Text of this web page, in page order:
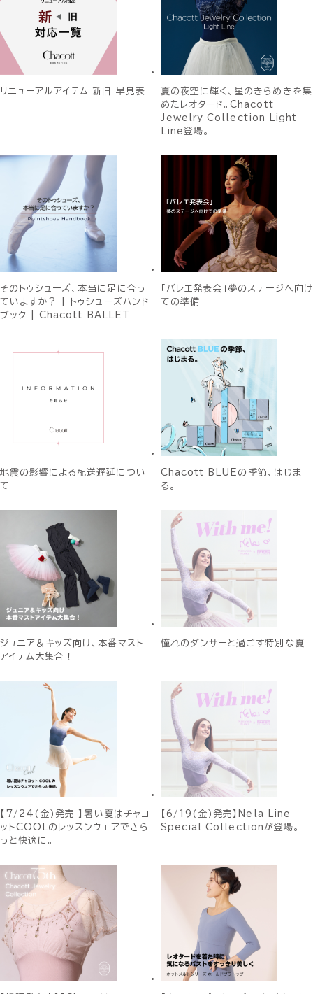
リニューアルアイテム 新旧 早見表
夏の夜空に輝く、星のきらめきを集
めたレオタード。Chacott
Jewelry Collection Light
Line登場。
そのトゥシューズ、本当に足に合っ
ていますか？ | トゥシューズハンド
ブック | Chacott BALLET
「バレエ発表会」夢のステージへ向け
ての準備
地震の影響による配送遅延につい
て
Chacott BLUEの季節、はじま
る。
ジュニア＆キッズ向け、本番マスト
アイテム大集合！
憧れのダンサーと過ごす特別な夏
【7/24(金)発売 】暑い夏はチャコ
ットCOOLのレッスンウェアでさら
っと快適に。
【6/19(金)発売】Nela Line
Special Collectionが登場。